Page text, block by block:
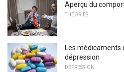
Aperçu du
THÉORIES
Les médicaments
dépression
DÉPRESSION